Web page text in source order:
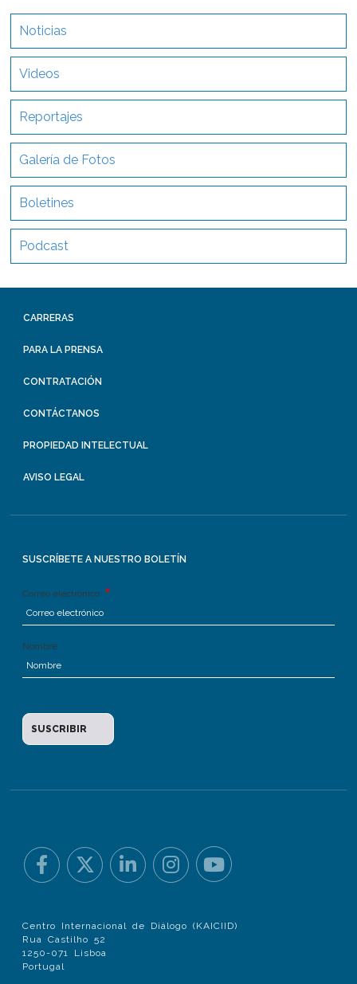
Noticias
Videos
Reportajes
Galería de Fotos
Boletines
Podcast
CARRERAS
PARA LA PRENSA
CONTRATACIÓN
CONTÁCTANOS
PROPIEDAD INTELECTUAL
AVISO LEGAL
SUSCRÍBETE A NUESTRO BOLETÍN
Correo electrónico
Nombre
Centro Internacional de Diálogo (KAICIID)
Rua Castilho 52
1250-071 Lisboa
Portugal